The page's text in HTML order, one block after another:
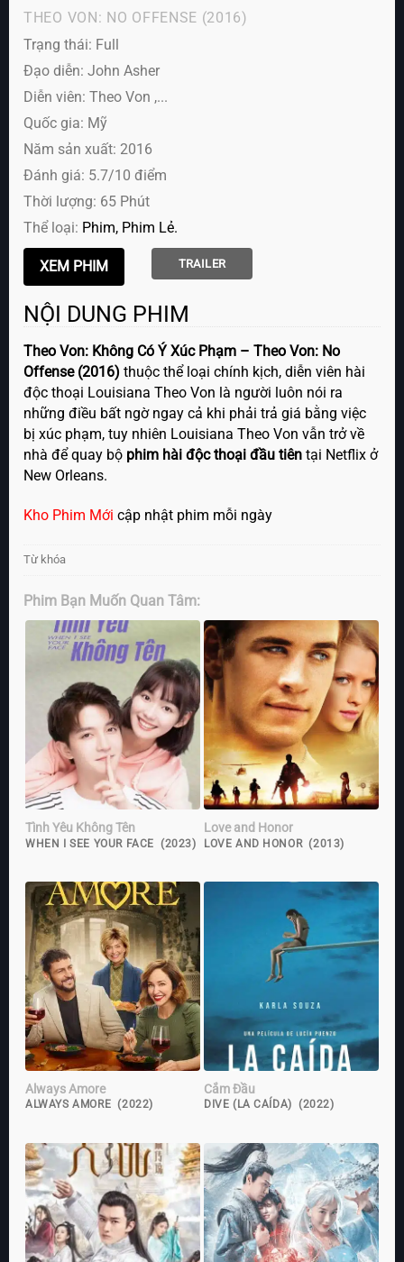
THEO VON: NO OFFENSE (2016)
Trạng thái: Full
Đạo diễn: John Asher
Diễn viên: Theo Von ,...
Quốc gia: Mỹ
Năm sản xuất: 2016
Đánh giá: 5.7/10 điểm
Thời lượng: 65 Phút
Thể loại: Phim Phim Lẻ
TRAILER
NỘI DUNG PHIM
Theo Von: Không Có Ý Xúc Phạm – Theo Von: No
Offense (2016) thuộc thể loại chính kịch, diễn viên hài
độc thoại Louisiana Theo Von là người luôn nói ra
những điều bất ngờ ngay cả khi phải trả giá bằng việc
bị xúc phạm, tuy nhiên Louisiana Theo Von vẫn trở về
nhà để quay bộ phim hài độc thoại đầu tiên tại Netflix ở
New Orleans.
Kho Phim Mới cập nhật phim mỗi ngày
Từ khóa
Phim Bạn Muốn Quan Tâm:
Tình Yêu Không Tên
WHEN I SEE YOUR FACE (2023)
Love and Honor
LOVE AND HONOR (2013)
Always Amore
ALWAYS AMORE (2022)
Cắm Đầu
DIVE (LA CAÍDA) (2022)